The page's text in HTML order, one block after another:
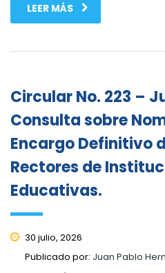
LEER MÁS
Circular No. 223 –
Consulta sobre
Encargo Definitivo
Rectores de
Educativas.
30 julio, 2026
Publicado por: Juan Pablo